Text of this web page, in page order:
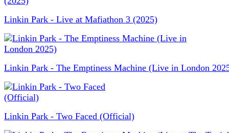
Linkin Park - Live at Mafiathon 3 (2025)
Linkin Park - The Emptiness Machine (Live in London
Linkin Park - Two Faced (Official)